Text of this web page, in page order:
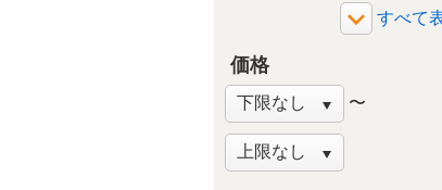
バルコニー・ベランダ
庭・ガーデニング
階段
窓・サッシ
価格
〜